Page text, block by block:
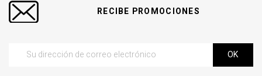
RECIBE PROMOCIONES